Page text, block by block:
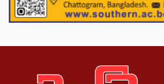
চন্দনাইশের
হতদরিদ্র পরিবারের